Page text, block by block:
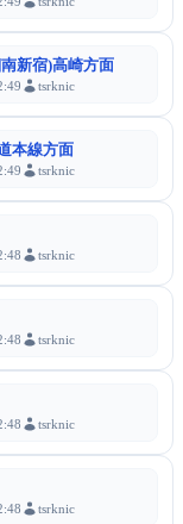
新宿)高崎方面
tsrknic
本線方面
tsrknic
tsrknic
tsrknic
tsrknic
tsrknic